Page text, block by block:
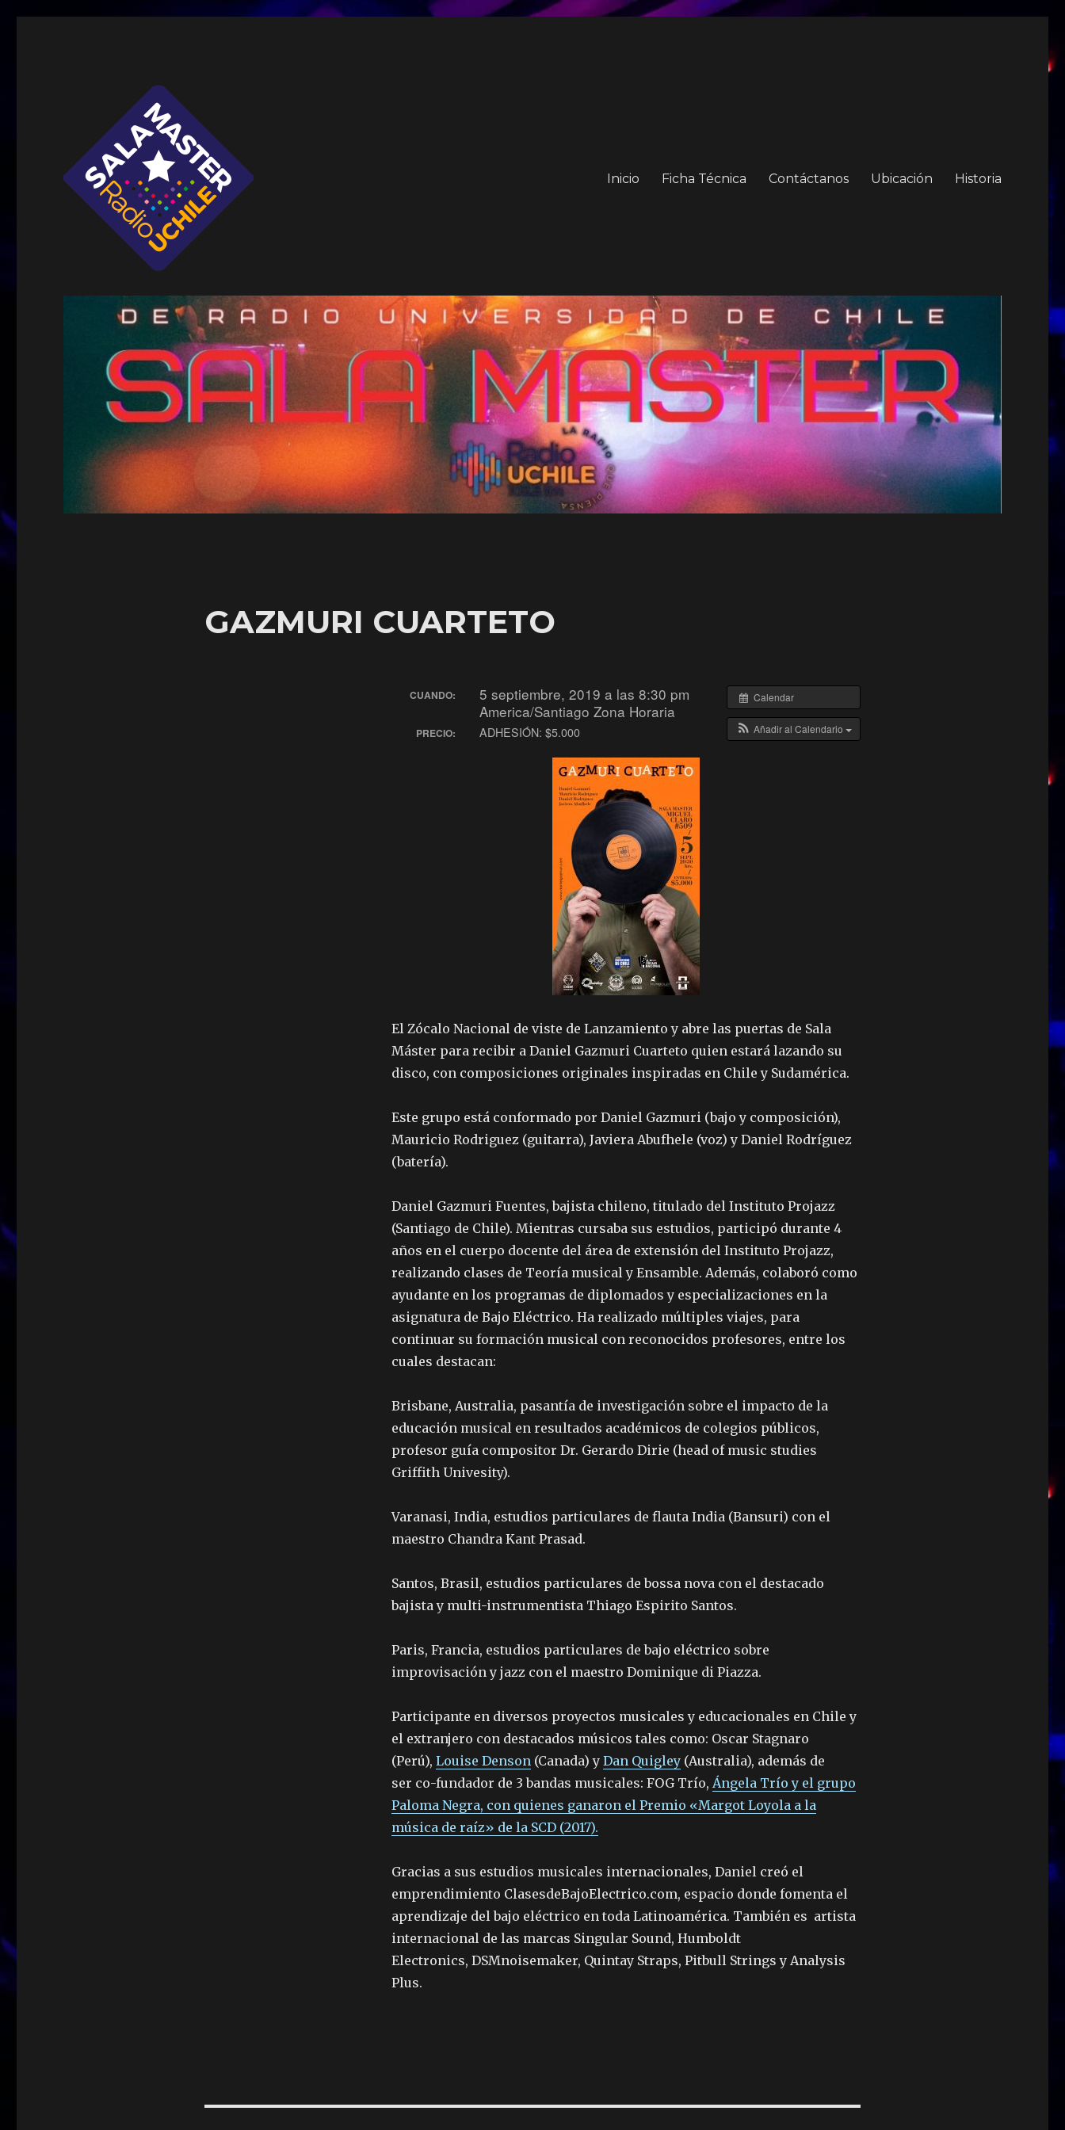
Sala Master
Inicio Ficha Técnica Contáctanos Ubicación Historia
GAZMURI CUARTETO
Calendar
Añadir al Calendario
CUANDO:
5 septiembre, 2019 a las 8:30 pm
America/Santiago Zona Horaria
PRECIO: ADHESIÓN: $5.000
El Zócalo Nacional de viste de Lanzamiento y abre las puertas de Sala
Máster para recibir a Daniel Gazmuri Cuarteto quien estará lazando su
disco, con composiciones originales inspiradas en Chile y Sudamérica.
Este grupo está conformado por Daniel Gazmuri (bajo y composición),
Mauricio Rodriguez (guitarra), Javiera Abufhele (voz) y Daniel Rodríguez
(batería).
Daniel Gazmuri Fuentes, bajista chileno, titulado del Instituto Projazz
(Santiago de Chile). Mientras cursaba sus estudios, participó durante 4
años en el cuerpo docente del área de extensión del Instituto Projazz,
realizando clases de Teoría musical y Ensamble. Además, colaboró como
ayudante en los programas de diplomados y especializaciones en la
asignatura de Bajo Eléctrico. Ha realizado múltiples viajes, para
continuar su formación musical con reconocidos profesores, entre los
cuales destacan:
Brisbane, Australia, pasantía de investigación sobre el impacto de la
educación musical en resultados académicos de colegios públicos,
profesor guía compositor Dr. Gerardo Dirie (head of music studies
Griffith Univesity).
Varanasi, India, estudios particulares de flauta India (Bansuri) con el
maestro Chandra Kant Prasad.
Santos, Brasil, estudios particulares de bossa nova con el destacado
bajista y multi-instrumentista Thiago Espirito Santos.
Paris, Francia, estudios particulares de bajo eléctrico sobre
improvisación y jazz con el maestro Dominique di Piazza.
Participante en diversos proyectos musicales y educacionales en Chile y
el extranjero con destacados músicos tales como: Oscar Stagnaro
(Perú),Louise Denson (Canada) yDan Quigley (Australia), además de
ser co-fundador de 3 bandas musicales: FOG Trío,Ángela Trío y el grupo
Paloma Negra, con quienes ganaron el Premio «Margot Loyola a la
música de raíz» de la SCD (2017).
Gracias a sus estudios musicales internacionales, Daniel creó el
emprendimiento ClasesdeBajoElectrico.com, espacio donde fomenta el
aprendizaje del bajo eléctrico en toda Latinoamérica. También es artista
internacional de las marcas Singular Sound, Humboldt
Electronics, DSMnoisemaker, Quintay Straps, Pitbull Strings y Analysis
Plus.